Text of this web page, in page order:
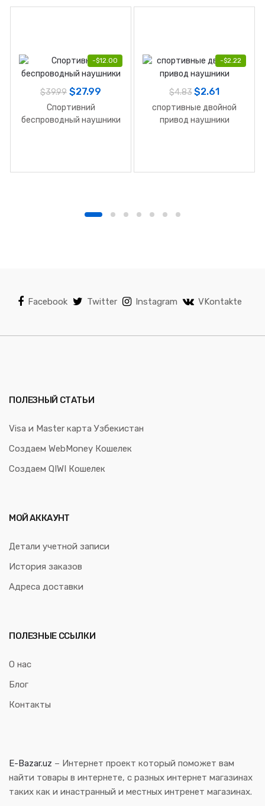
-$12.00
$39.99 $27.99
Спортивний
беспроводный наушники
-$2.22
$4.83 $2.61
спортивные двойной
привод наушники
Facebook Twitter Instagram VKontakte
ПОЛЕЗНЫЙ СТАТЬИ
Visa и Master карта Узбекистан
Создаем WebMoney Кошелек
Создаем QIWI Кошелек
МОЙ АККАУНТ
Детали учетной записи
История заказов
Адреса доставки
ПОЛЕЗНЫЕ ССЫЛКИ
О нас
Блог
Контакты
E-Bazar.uz – Интернет проект который поможет вам
найти товары в интернете, с разных интернет магазинах
таких как и инастранный и местных интренет магазинах.